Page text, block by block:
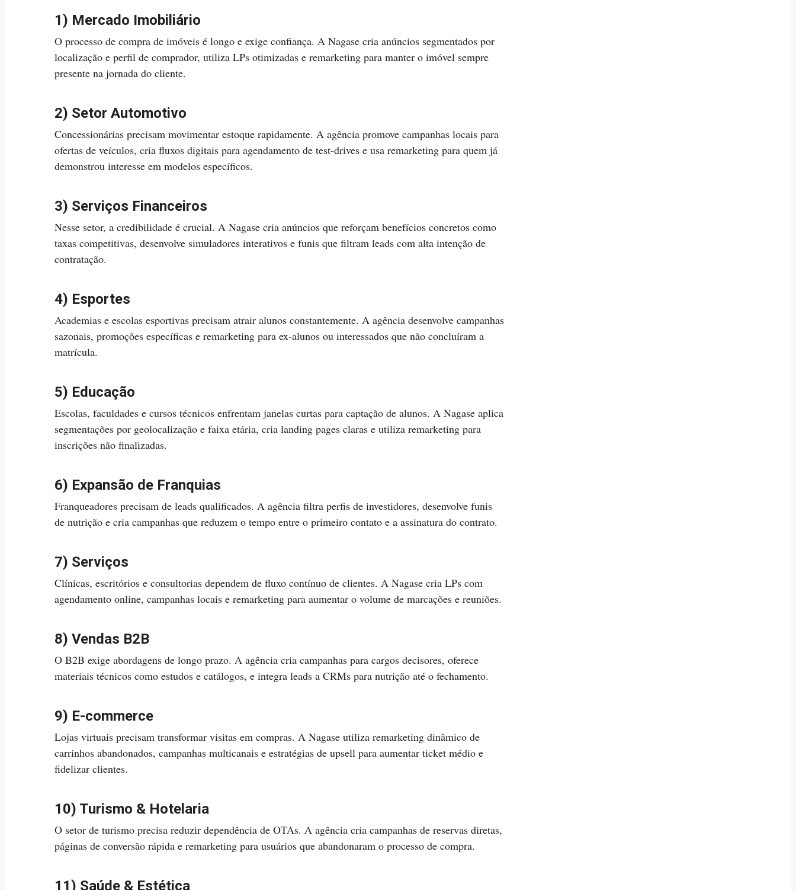
1) Mercado Imobiliário
O processo de compra de imóveis é longo e exige confiança. A Nagase cria anúncios segmentados por
localização e perfil de comprador, utiliza LPs otimizadas e remarketing para manter o imóvel sempre
presente na jornada do cliente.
2) Setor Automotivo
Concessionárias precisam movimentar estoque rapidamente. A agência promove campanhas locais para
ofertas de veículos, cria fluxos digitais para agendamento de test-drives e usa remarketing para quem já
demonstrou interesse em modelos específicos.
3) Serviços Financeiros
Nesse setor, a credibilidade é crucial. A Nagase cria anúncios que reforçam benefícios concretos como
taxas competitivas, desenvolve simuladores interativos e funis que filtram leads com alta intenção de
contratação.
4) Esportes
Academias e escolas esportivas precisam atrair alunos constantemente. A agência desenvolve campanhas
sazonais, promoções específicas e remarketing para ex-alunos ou interessados que não concluíram a
matrícula.
5) Educação
Escolas, faculdades e cursos técnicos enfrentam janelas curtas para captação de alunos. A Nagase aplica
segmentações por geolocalização e faixa etária, cria landing pages claras e utiliza remarketing para
inscrições não finalizadas.
6) Expansão de Franquias
Franqueadores precisam de leads qualificados. A agência filtra perfis de investidores, desenvolve funis
de nutrição e cria campanhas que reduzem o tempo entre o primeiro contato e a assinatura do contrato.
7) Serviços
Clínicas, escritórios e consultorias dependem de fluxo contínuo de clientes. A Nagase cria LPs com
agendamento online, campanhas locais e remarketing para aumentar o volume de marcações e reuniões.
8) Vendas B2B
O B2B exige abordagens de longo prazo. A agência cria campanhas para cargos decisores, oferece
materiais técnicos como estudos e catálogos, e integra leads a CRMs para nutrição até o fechamento.
9) E-commerce
Lojas virtuais precisam transformar visitas em compras. A Nagase utiliza remarketing dinâmico de
carrinhos abandonados, campanhas multicanais e estratégias de upsell para aumentar ticket médio e
fidelizar clientes.
10) Turismo & Hotelaria
O setor de turismo precisa reduzir dependência de OTAs. A agência cria campanhas de reservas diretas,
páginas de conversão rápida e remarketing para usuários que abandonaram o processo de compra.
11) Saúde & Estética